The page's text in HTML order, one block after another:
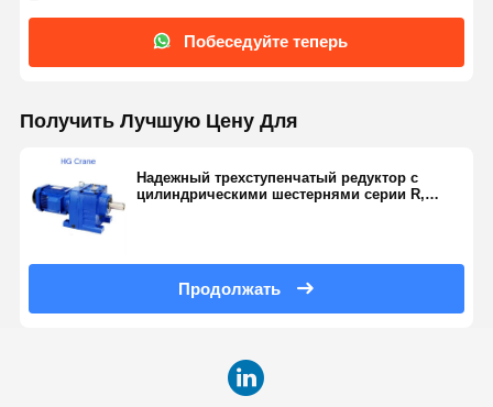
Побеседуйте теперь
Получить Лучшую Цену Для
Надежный трехступенчатый редуктор с
цилиндрическими шестернями серии R,
Продолжать